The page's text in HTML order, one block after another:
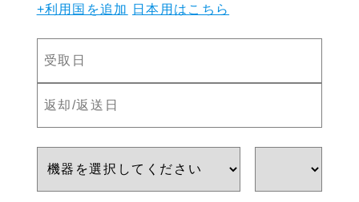
+利用国を追加 日本用はこちら